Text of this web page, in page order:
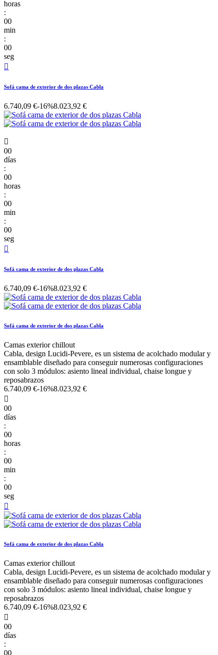
horas
:
00
min
:
00
seg

Sofá cama de exterior de dos plazas Cabla
6.740,09 €-16%8.023,92 €

00
días
:
00
horas
:
00
min
:
00
seg

Sofá cama de exterior de dos plazas Cabla
6.740,09 €-16%8.023,92 €
Sofá cama de exterior de dos plazas Cabla
Camas exterior chillout
Cabla, design Lucidi-Pevere, es un sistema de acolchado modular y
ensamblable diseñado para conseguir numerosas configuraciones
con solo 3 módulos: asiento lineal individual, chaise longue y
reposabrazos
6.740,09 €-16%8.023,92 €

00
días
:
00
horas
:
00
min
:
00
seg

Sofá cama de exterior de dos plazas Cabla
Camas exterior chillout
Cabla, design Lucidi-Pevere, es un sistema de acolchado modular y
ensamblable diseñado para conseguir numerosas configuraciones
con solo 3 módulos: asiento lineal individual, chaise longue y
reposabrazos
6.740,09 €-16%8.023,92 €

00
días
:
00